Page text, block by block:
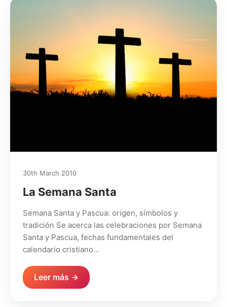
30th March 2010
La Semana Santa
Semana Santa y Pascua: origen, símbolos y
tradición Se acerca las celebraciones por Semana
Santa y Pascua, fechas fundamentales del
calendario cristiano…
Leer más →